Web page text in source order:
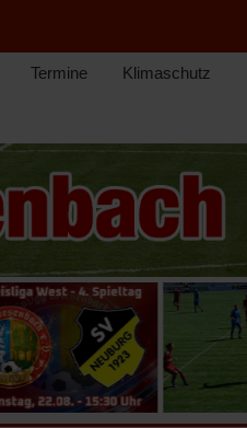
Termine Klimaschutz